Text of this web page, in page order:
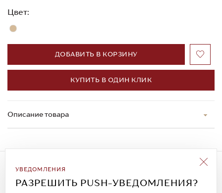
Цвет:
ДОБАВИТЬ В КОРЗИНУ
КУПИТЬ В ОДИН КЛИК
Описание товара
УВЕДОМЛЕНИЯ
РАЗРЕШИТЬ PUSH-УВЕДОМЛЕНИЯ?
Подписаться на рассылку
Всегда будьте в курсе новых акций и
спецпредложений!